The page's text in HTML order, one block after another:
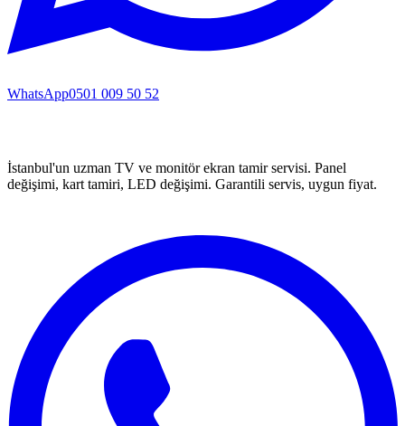
WhatsApp0501 009 50 52
İstanbul'un uzman TV ve monitör ekran tamir servisi. Panel
değişimi, kart tamiri, LED değişimi. Garantili servis, uygun fiyat.